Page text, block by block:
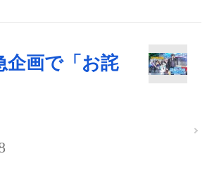
企画で「お詫